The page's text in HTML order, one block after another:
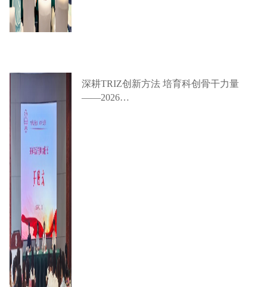
深耕TRIZ创新方法 培育科创骨干力量
——2026…